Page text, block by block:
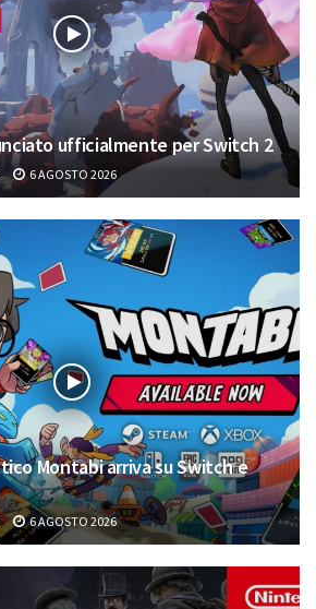
ufficialmente per Switch 2
6 AGOSTO 2026
Montabi arriva su Switch e
6 AGOSTO 2026